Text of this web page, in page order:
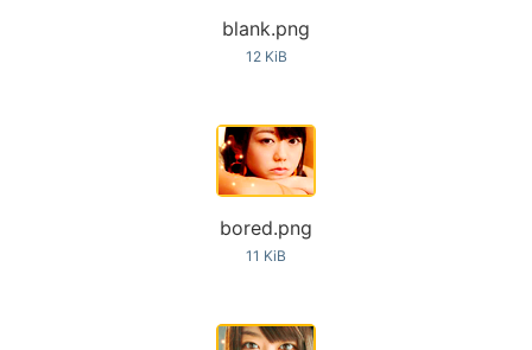
blank.png
12 KiB
bored.png
11 KiB